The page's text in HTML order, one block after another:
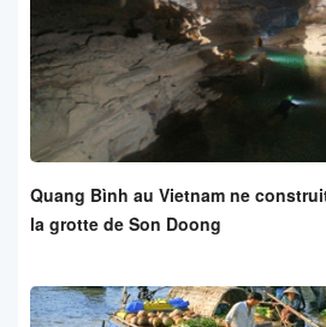
Quang Bình au Vietnam ne
la grotte de Son Doong